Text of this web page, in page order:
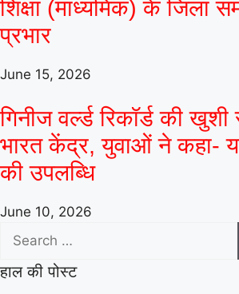
शिक्षा (माध्यमिक) के जिला
प्रभार
June 15, 2026
गिनीज वर्ल्ड रिकॉर्ड की
भारत केंद्र, युवाओं ने कहा- यह
की उपलब्धि
June 10, 2026
हाल की पोस्ट